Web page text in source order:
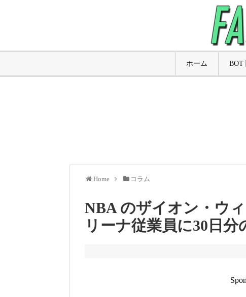
ホーム BOT
Home コラム
NBA のザイオン・ウ
リーナ従業員に30日